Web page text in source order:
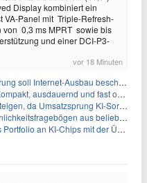
Display kombiniert ein
VA-Panel mit Triple-Refresh-
von 0,3 ms MPRT sowie bis
und einer DCI-P3-
vor 18 Minuten
soll Internet-Ausbau beschleunigen
ausdauernd und fast ohne Falte
da Umsatzsprung KI-Sorgen dämpft
aus beliebigen Texten und sagt Antworten voraus
an KI-Chips mit der Übernahme von Taalas